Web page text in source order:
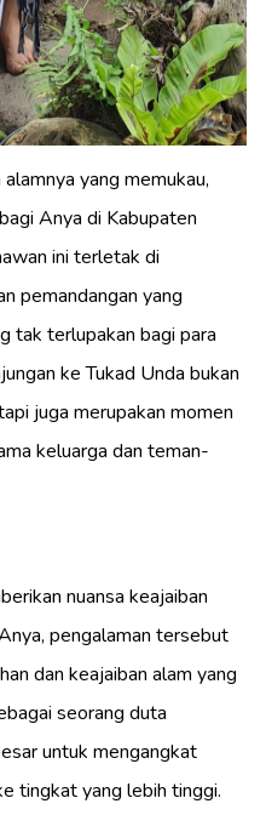
yang memukau,
Anya di Kabupaten
ini terletak di
pemandangan yang
tak terlupakan bagi para
ke Tukad Unda bukan
juga merupakan momen
keluarga dan teman-
nuansa keajaiban
pengalaman tersebut
dan keajaiban alam yang
seorang duta
untuk mengangkat
tingkat yang lebih tinggi.